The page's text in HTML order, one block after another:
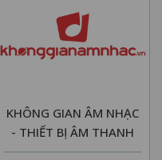
KHÔNG GIAN ÂM NHẠC
- THIẾT BỊ ÂM THANH